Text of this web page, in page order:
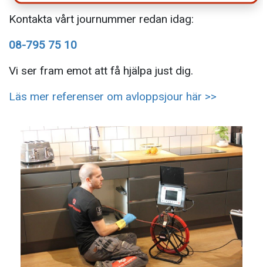
Kontakta vårt journummer redan idag:
08-795 75 10
Vi ser fram emot att få hjälpa just dig.
Läs mer referenser om avloppsjour här >>